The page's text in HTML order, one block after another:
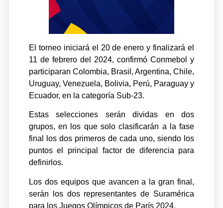
El torneo iniciará el 20 de enero y finalizará el
11 de febrero del 2024, confirmó Conmebol y
participaran Colombia, Brasil, Argentina, Chile,
Uruguay, Venezuela, Bolivia, Perú, Paraguay y
Ecuador, en la categoría Sub-23.
Estas selecciones serán dividas en dos
grupos, en los que solo clasificarán a la fase
final los dos primeros de cada uno, siendo los
puntos el principal factor de diferencia para
definirlos.
Los dos equipos que avancen a la gran final,
serán los dos representantes de Suramérica
para los Juegos Olímpicos de París 2024.